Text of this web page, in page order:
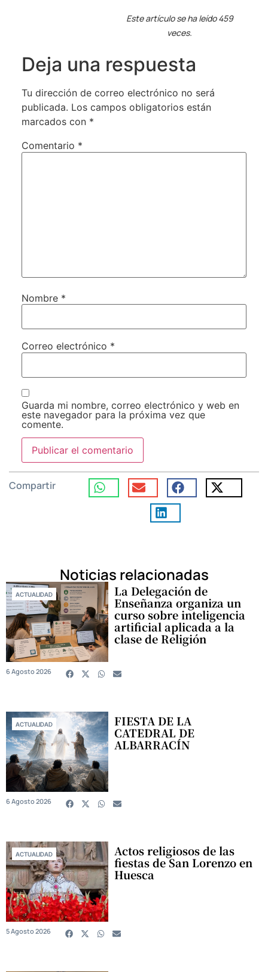
Este artículo se ha leído 459
veces.
Deja una respuesta
Tu dirección de correo electrónico no será
publicada. Los campos obligatorios están
marcados con *
Comentario *
Nombre *
Correo electrónico *
Guarda mi nombre, correo electrónico y web en
este navegador para la próxima vez que
comente.
Compartir
Noticias relacionadas
ACTUALIDAD La Delegación de
Enseñanza organiza un
curso sobre inteligencia
artificial aplicada a la
clase de Religión
6 Agosto 2026
ACTUALIDAD FIESTA DE LA
CATEDRAL DE
ALBARRACÍN
6 Agosto 2026
ACTUALIDAD Actos religiosos de las
fiestas de San Lorenzo en
Huesca
5 Agosto 2026